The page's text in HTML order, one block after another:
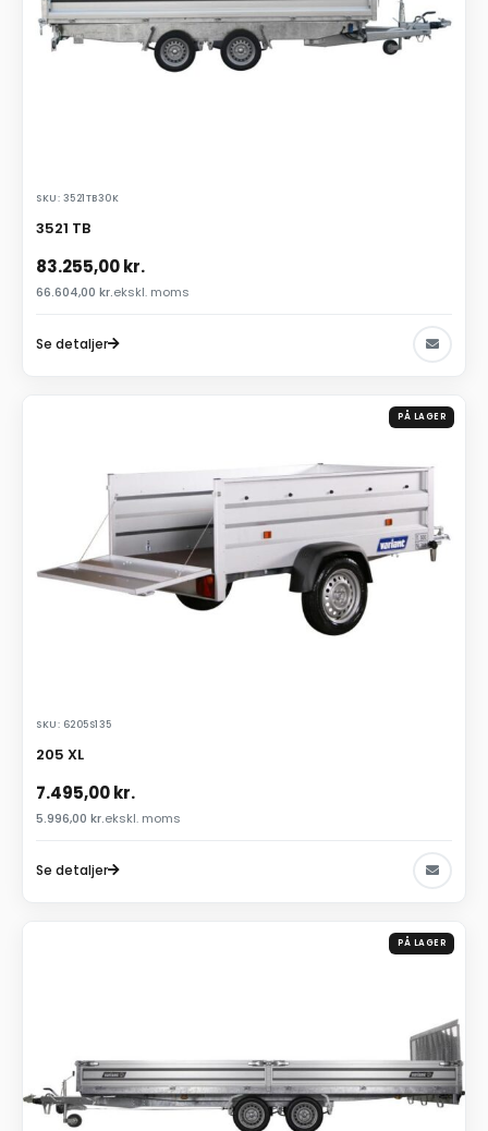
SKU: 3521TB30K
3521 TB
83.255,00kr.
66.604,00 kr.ekskl. moms
Se detaljer
PÅ LAGER
SKU: 6205S135
205 XL
7.495,00kr.
5.996,00 kr.ekskl. moms
Se detaljer
PÅ LAGER